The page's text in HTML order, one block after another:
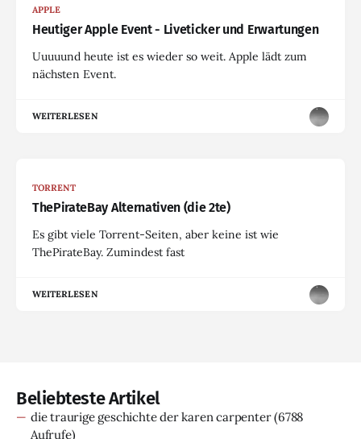
APPLE
Heutiger Apple Event - Liveticker und Erwartungen
Uuuuund heute ist es wieder so weit. Apple lädt zum
nächsten Event.
WEITERLESEN
TORRENT
ThePirateBay Alternativen (die 2te)
Es gibt viele Torrent-Seiten, aber keine ist wie
ThePirateBay. Zumindest fast
WEITERLESEN
Beliebteste Artikel
die traurige geschichte der karen carpenter(6788
Aufrufe)